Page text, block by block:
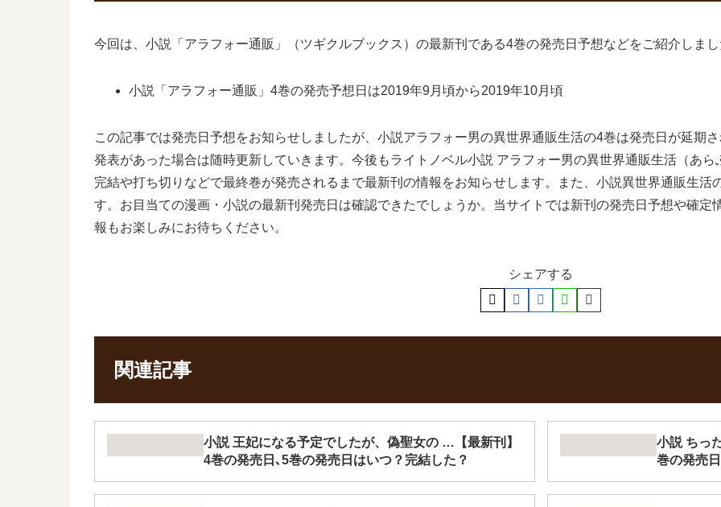
今回は、小説「アラフォー通販」（ツギクルブックス）の最新刊である4巻の発売日予想などをご紹介しま
小説「アラフォー通販」4巻の発売予想日は2019年9月頃から2019年10月頃
この記事では発売日予想をお知らせしましたが、小説アラフォー男の異世界通販生活の4巻は発売日が延期
発表があった場合は随時更新していきます。今後もライトノベル小説 アラフォー男の異世界通販生活（あ
完結や打ち切りなどで最終巻が発売されるまで最新刊の情報をお知らせします。また、小説異世界通販生活
す。お目当ての漫画・小説の最新刊発売日は確認できたでしょうか。当サイトでは新刊の発売日予想や確定
報もお楽しみにお待ちください。
シェアする
関連記事
小説 王妃になる予定でしたが、偽聖女の …【最新刊】
4巻の発売日､5巻の発売日はいつ？完結した？
小説 ちっ
巻の発売